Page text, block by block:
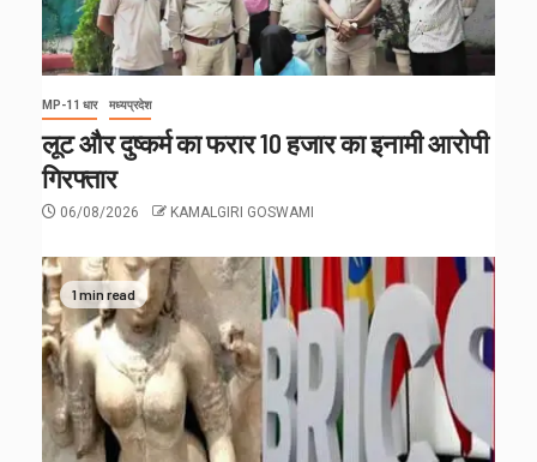
MP-11 धार मध्यप्रदेश
लूट और दुष्कर्म का फरार 10 हजार का इनामी आरोपी
गिरफ्तार
06/08/2026 KAMALGIRI GOSWAMI
1 min read